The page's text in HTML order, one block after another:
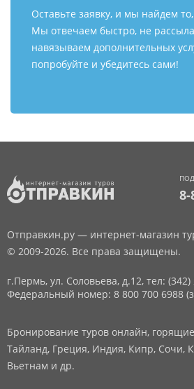
Оставьте заявку, и мы найдем
Мы отвечаем быстро, не
навязываем дополнительных
попробуйте и убедитесь сами!
8-
Отправкин.ру — интернет-магазин
© 2009-2026. Все права защищены.
г.Пермь, ул. Соловьева, д.12, тел:
Федеральный номер: 8 800 700 6988
Бронирование туров онлайн,
Тайланд, Греция, Индия, Кипр, Сочи,
Вьетнам и др.